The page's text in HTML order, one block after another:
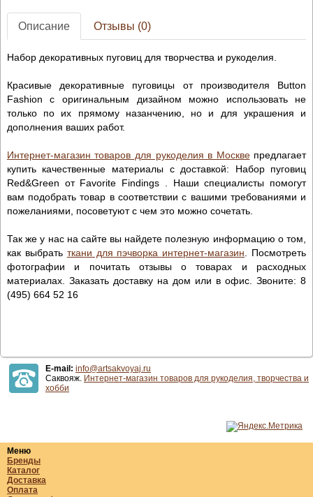
Описание Отзывы (0)
Набор декоративных пуговиц для творчества и рукоделия.
Красивые декоративные пуговицы от производителя Button
Fashion с оригинальным дизайном можно использовать не
только по их прямому назанчению, но и для украшения и
дополнения ваших работ.
Интернет-магазин товаров для рукоделия в Москвепредлагает
купить качественные материалы с доставкой: Набор пуговиц
Red&Green от Favorite Findings . Наши специалисты помогут
вам подобрать товар в соответствии с вашими требованиями и
пожеланиями, посоветуют с чем это можно сочетать.
Так же у нас на сайте вы найдете полезную информацию о том,
как выбрать ткани для пэчворка интернет-магазин . Посмотреть
фотографии и почитать отзывы о товарах и расходных
материалах. Заказать доставку на дом или в офис. Звоните: 8
(495) 664 52 16
E-mail: info@artsakvoyaj.ru
Саквояж. Интернет-магазин товаров для рукоделия, творчества и
хобби
Меню
Бренды
Каталог
Доставка
Оплата